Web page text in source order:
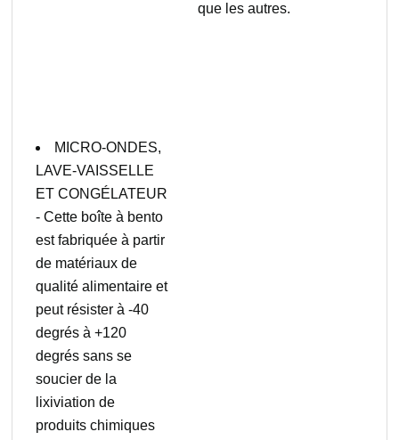
que les autres.
MICRO-ONDES,
LAVE-VAISSELLE
ET CONGÉLATEUR
- Cette boîte à bento
est fabriquée à partir
de matériaux de
qualité alimentaire et
peut résister à -40
degrés à +120
degrés sans se
soucier de la
lixiviation de
produits chimiques